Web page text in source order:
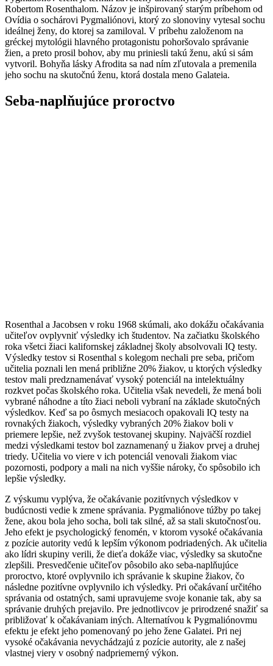
Robertom Rosenthalom. Názov je inšpirovaný starým príbehom od
Ovídia o sochárovi Pygmaliónovi, ktorý zo slonoviny vytesal sochu
ideálnej ženy, do ktorej sa zamiloval. V príbehu založenom na
gréckej mytológii hlavného protagonistu pohoršovalo správanie
žien, a preto prosil bohov, aby mu priniesli takú ženu, akú si sám
vytvoril. Bohyňa lásky Afrodita sa nad ním zľutovala a premenila
jeho sochu na skutočnú ženu, ktorá dostala meno Galateia.
Seba-naplňujúce proroctvo
Rosenthal a Jacobsen v roku 1968 skúmali, ako dokážu očakávania
učiteľov ovplyvniť výsledky ich študentov. Na začiatku školského
roka všetci žiaci kalifornskej základnej školy absolvovali IQ testy.
Výsledky testov si Rosenthal s kolegom nechali pre seba, pričom
učitelia poznali len mená približne 20% žiakov, u ktorých výsledky
testov mali predznamenávať vysoký potenciál na intelektuálny
rozkvet počas školského roka. Učitelia však nevedeli, že mená boli
vybrané náhodne a títo žiaci neboli vybraní na základe skutočných
výsledkov. Keď sa po ôsmych mesiacoch opakovali IQ testy na
rovnakých žiakoch, výsledky vybraných 20% žiakov boli v
priemere lepšie, než zvyšok testovanej skupiny. Najväčší rozdiel
medzi výsledkami testov bol zaznamenaný u žiakov prvej a druhej
triedy. Učitelia vo viere v ich potenciál venovali žiakom viac
pozornosti, podpory a mali na nich vyššie nároky, čo spôsobilo ich
lepšie výsledky.
Z výskumu vyplýva, že očakávanie pozitívnych výsledkov v
budúcnosti vedie k zmene správania. Pygmaliónove túžby po takej
žene, akou bola jeho socha, boli tak silné, až sa stali skutočnosťou.
Jeho efekt je psychologický fenomén, v ktorom vysoké očakávania
z pozície autority vedú k lepším výkonom podriadených. Ak učitelia
ako lídri skupiny verili, že dieťa dokáže viac, výsledky sa skutočne
zlepšili. Presvedčenie učiteľov pôsobilo ako seba-naplňujúce
proroctvo, ktoré ovplyvnilo ich správanie k skupine žiakov, čo
následne pozitívne ovplyvnilo ich výsledky. Pri očakávaní určitého
správania od ostatných, sami upravujeme svoje konanie tak, aby sa
správanie druhých prejavilo. Pre jednotlivcov je prirodzené snažiť sa
približovať k očakávaniam iných. Alternatívou k Pygmaliónovmu
efektu je efekt jeho pomenovaný po jeho žene Galatei. Pri nej
vysoké očakávania nevychádzajú z pozície autority, ale z našej
vlastnej viery v osobný nadpriemerný výkon.